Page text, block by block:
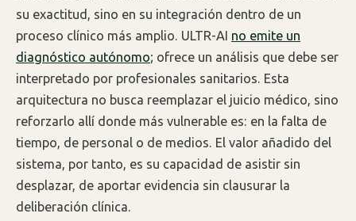
su exactitud, sino en su integración dentro de un
proceso clínico más amplio. ULTR-AI no emite un
diagnóstico autónomo; ofrece un análisis que debe ser
interpretado por profesionales sanitarios. Esta
arquitectura no busca reemplazar el juicio médico, sino
reforzarlo allí donde más vulnerable es: en la falta de
tiempo, de personal o de medios. El valor añadido del
sistema, por tanto, es su capacidad de asistir sin
desplazar, de aportar evidencia sin clausurar la
deliberación clínica.